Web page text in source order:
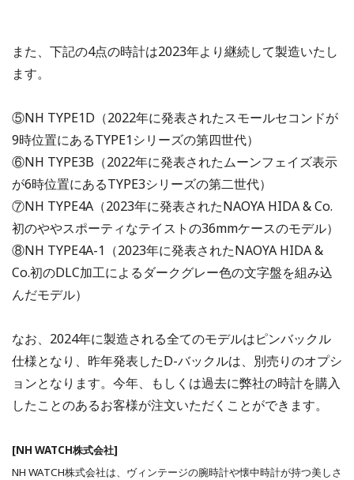
また、下記の4点の時計は2023年より継続して製造いたし
ます。
⑤NH TYPE1D（2022年に発表されたスモールセコンドが
9時位置にあるTYPE1シリーズの第四世代）
⑥NH TYPE3B（2022年に発表されたムーンフェイズ表示
が6時位置にあるTYPE3シリーズの第二世代）
⑦NH TYPE4A（2023年に発表されたNAOYA HIDA & Co.
初のややスポーティなテイストの36mmケースのモデル）
⑧NH TYPE4A-1（2023年に発表されたNAOYA HIDA &
Co.初のDLC加工によるダークグレー色の文字盤を組み込
んだモデル）
なお、2024年に製造される全てのモデルはピンバックル
仕様となり、昨年発表したD-バックルは、別売りのオプシ
ョンとなります。今年、もしくは過去に弊社の時計を購入
したことのあるお客様が注文いただくことができます。
[NH WATCH株式会社]
NH WATCH株式会社は、ヴィンテージの腕時計や懐中時計が持つ美しさ